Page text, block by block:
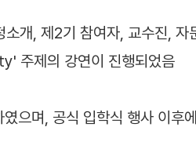
개, 제2기 참여자, 교수진,
주제의 강연이 진행되었음
으며, 공식 입학식 행사 이후